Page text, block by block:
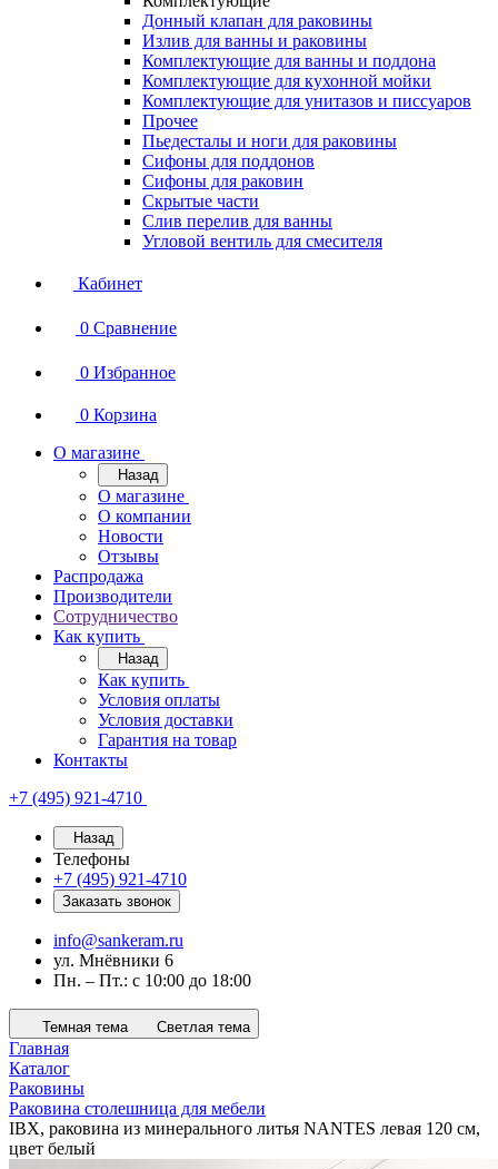
Донный клапан для раковины
Излив для ванны и раковины
Комплектующие для ванны и поддона
Комплектующие для кухонной мойки
Комплектующие для унитазов и писсуаров
Прочее
Пьедесталы и ноги для раковины
Сифоны для поддонов
Сифоны для раковин
Скрытые части
Слив перелив для ванны
Угловой вентиль для смесителя
Кабинет
0 Сравнение
0 Избранное
0 Корзина
О магазине
Назад
О магазине
О компании
Новости
Отзывы
Распродажа
Производители
Сотрудничество
Как купить
Назад
Как купить
Условия оплаты
Условия доставки
Гарантия на товар
Контакты
+7 (495) 921-4710
Назад
Телефоны
+7 (495) 921-4710
Заказать звонок
info@sankeram.ru
ул. Мнёвники 6
Пн. – Пт.: с 10:00 до 18:00
Темная тема Светлая тема
Главная
Каталог
Раковины
Раковина столешница для мебели
IBX, раковина из минерального литья NANTES левая 120 см,
цвет белый